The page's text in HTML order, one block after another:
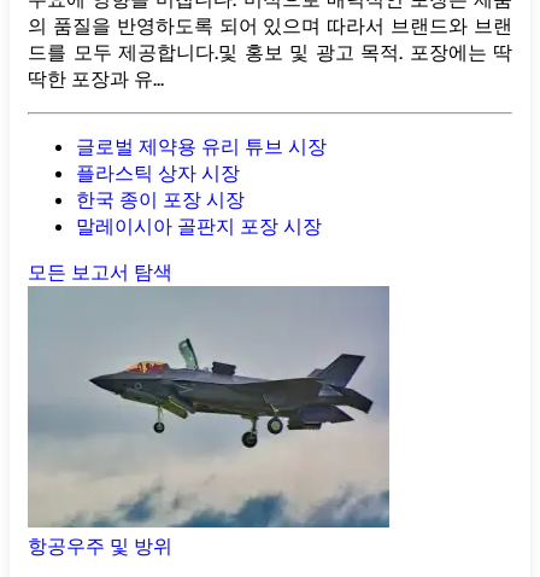
의 품질을 반영하도록 되어 있으며 따라서 브랜드와 브랜
드를 모두 제공합니다.및 홍보 및 광고 목적. 포장에는 딱
딱한 포장과 유...
글로벌 제약용 유리 튜브 시장
플라스틱 상자 시장
한국 종이 포장 시장
말레이시아 골판지 포장 시장
모든 보고서 탐색
항공우주 및 방위